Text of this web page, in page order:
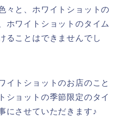
々と、ホワイトショットの
ホワイトショットのタイム
ることはできませんでし
イトショットのお店のこと
ショットの季節限定のタイ
にさせていただきます♪